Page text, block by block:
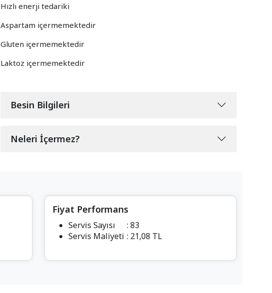
Hızlı enerji tedariki
Aspartam içermemektedir
Gluten içermemektedir
Laktoz içermemektedir
Besin Bilgileri
Neleri İçermez?
Fiyat Performans
Servis Sayısı
: 83
Servis Maliyeti : 21,08 TL